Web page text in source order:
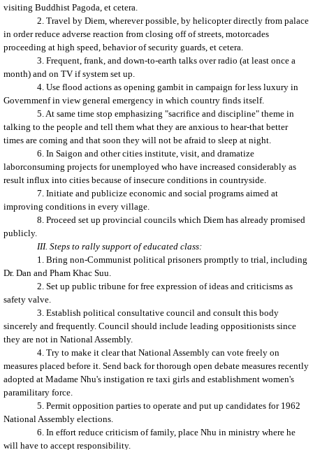
visiting Buddhist Pagoda, et cetera.
2. Travel by Diem, wherever possible, by helicopter directly from palace
in order reduce adverse reaction from closing off of streets, motorcades
proceeding at high speed, behavior of security guards, et cetera.
3. Frequent, frank, and down-to-earth talks over radio (at least once a
month) and on TV if system set up.
4. Use flood actions as opening gambit in campaign for less luxury in
Governmenf in view general emergency in which country finds itself.
5. At same time stop emphasizing "sacrifice and discipline" theme in
talking to the people and tell them what they are anxious to hear-that better
times are coming and that soon they will not be afraid to sleep at night.
6. In Saigon and other cities institute, visit, and dramatize
laborconsuming projects for unemployed who have increased considerably as
result influx into cities because of insecure conditions in countryside.
7. Initiate and publicize economic and social programs aimed at
improving conditions in every village.
8. Proceed set up provincial councils which Diem has already promised
publicly.
III. Steps to rally support of educated class:
1. Bring non-Communist political prisoners promptly to trial, including
Dr. Dan and Pham Khac Suu.
2. Set up public tribune for free expression of ideas and criticisms as
safety valve.
3. Establish political consultative council and consult this body
sincerely and frequently. Council should include leading oppositionists since
they are not in National Assembly.
4. Try to make it clear that National Assembly can vote freely on
measures placed before it. Send back for thorough open debate measures recently
adopted at Madame Nhu's instigation re taxi girls and establishment women's
paramilitary force.
5. Permit opposition parties to operate and put up candidates for 1962
National Assembly elections.
6. In effort reduce criticism of family, place Nhu in ministry where he
will have to accept responsibility.